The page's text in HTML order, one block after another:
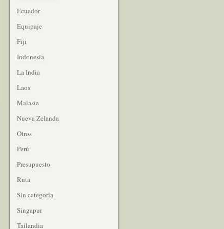
Ecuador
Equipaje
Fiji
Indonesia
La India
Laos
Malasia
Nueva Zelanda
Otros
Perú
Presupuesto
Ruta
Sin categoría
Singapur
Tailandia